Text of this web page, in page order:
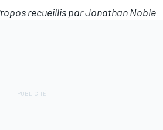
recueillis par Jonathan Noble